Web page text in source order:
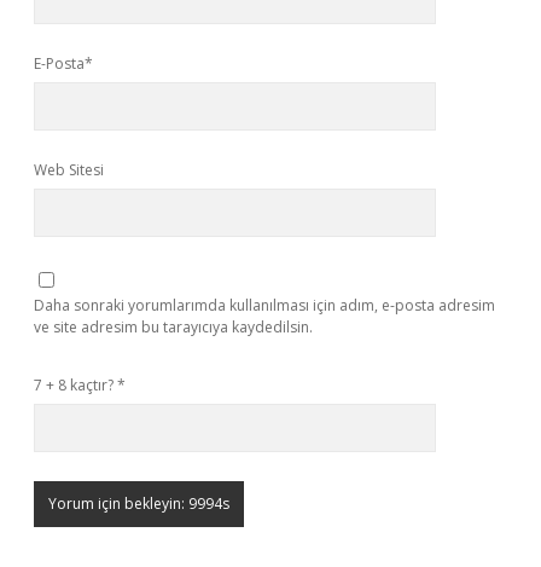
E-Posta*
Web Sitesi
Daha sonraki yorumlarımda kullanılması için adım, e-posta adresim
ve site adresim bu tarayıcıya kaydedilsin.
7 + 8 kaçtır?*